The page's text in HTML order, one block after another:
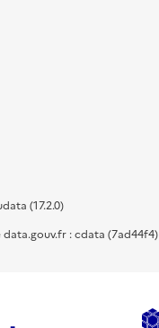
(17.2.0)
: cdata (7ad44f4)